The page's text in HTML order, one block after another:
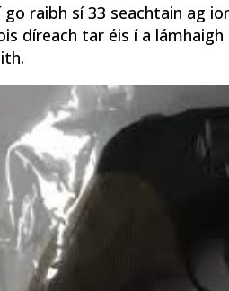
go raibh sí 33 seachtain ag
díreach tar éis í a